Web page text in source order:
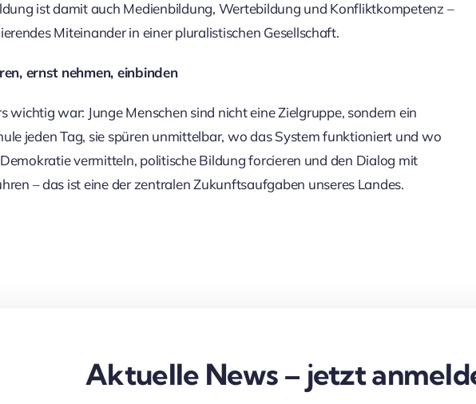
ist damit auch Medienbildung, Wertebildung und Konfliktkompetenz –
Miteinander in einer pluralistischen Gesellschaft.
ernst nehmen, einbinden
wichtig war: Junge Menschen sind nicht eine Zielgruppe, sondern ein
jeden Tag, sie spüren unmittelbar, wo das System funktioniert und wo
vermitteln, politische Bildung forcieren und den Dialog mit
– das ist eine der zentralen Zukunftsaufgaben unseres Landes.
Aktuelle News – jetzt